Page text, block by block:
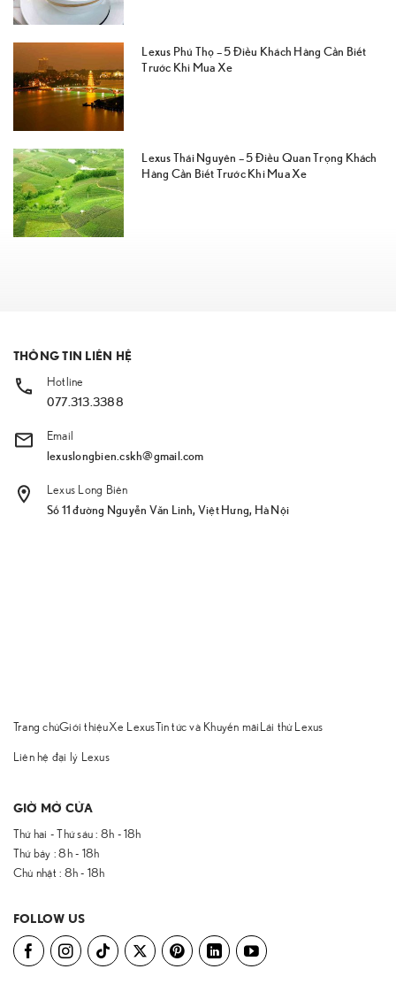
Lexus Phú Thọ – 5 Điều Khách Hàng Cần Biết
Trước Khi Mua Xe
Lexus Thái Nguyên – 5 Điều Quan Trọng Khách
Hàng Cần Biết Trước Khi Mua Xe
THÔNG TIN LIÊN HỆ
Hotline
077.313.3388
Email
lexuslongbien.cskh@gmail.com
Lexus Long Biên
Số 11 đường Nguyễn Văn Linh, Việt Hưng, Hà Nội
Trang chủGiới thiệuXe Lexus Tin tức và Khuyến mãi Lái thử Lexus
Liên hệ đại lý Lexus
GIỜ MỞ CỬA
Thứ hai - Thứ sáu : 8h - 18h
Thứ bảy : 8h - 18h
Chủ nhật : 8h - 18h
FOLLOW US